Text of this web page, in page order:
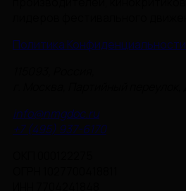
Политика Конфиденциальности
info@nmgdoc.ru
+7 (495) 937-6170